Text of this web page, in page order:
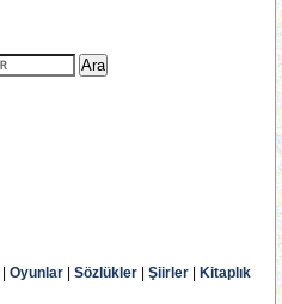
Oyunlar Sözlükler Şiirler Kitaplık